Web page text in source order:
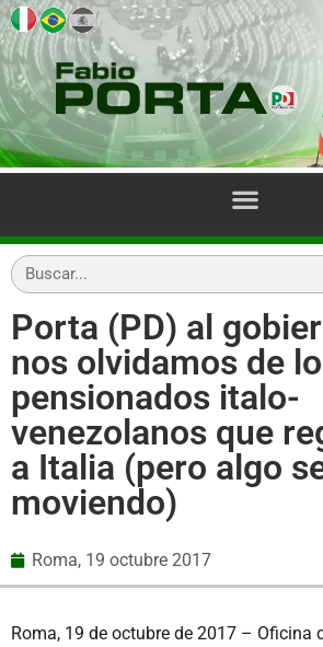
Porta (PD) al
nos olvidamos de
pensionados italo-
venezolanos que
a Italia (pero algo
moviendo)
Roma, 19 octubre 2017
Roma, 19 de octubre de 2017 – Oficina